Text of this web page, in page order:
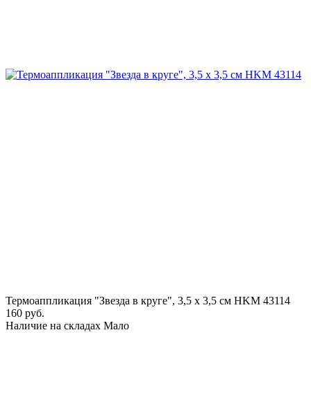
Термоаппликация "Звезда в круге", 3,5 х 3,5 см HKM 43114
160 руб.
Наличие на складах Мало